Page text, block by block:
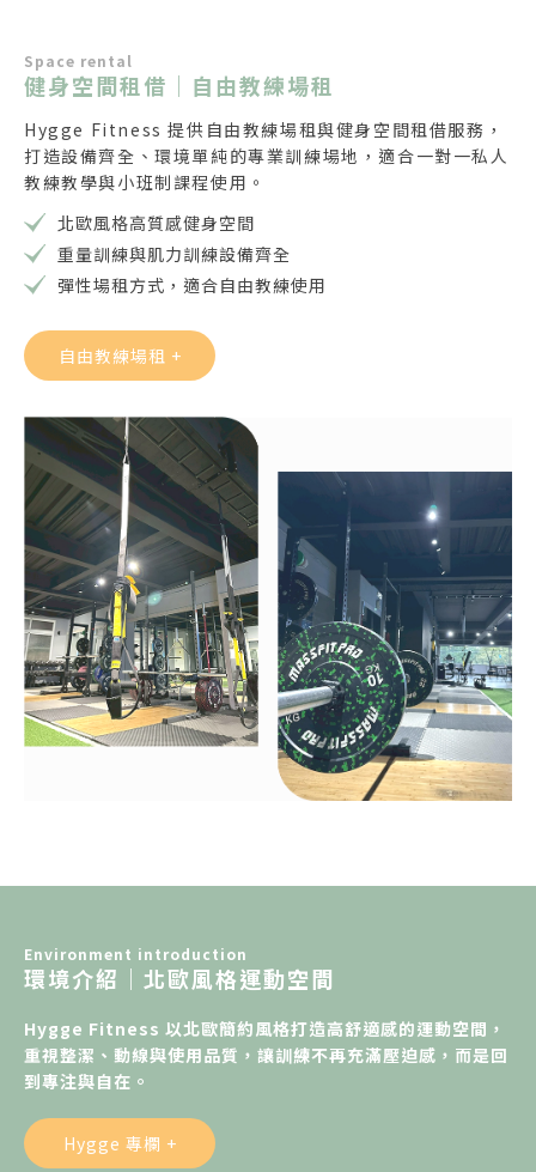
Space rental
健身空間租借｜自由教練場租
Hygge Fitness 提供自由教練場租與健身空間租借服務，
打造設備齊全、環境單純的專業訓練場地，適合一對一私人
教練教學與小班制課程使用。
北歐風格高質感健身空間
重量訓練與肌力訓練設備齊全
彈性場租方式，適合自由教練使用
自由教練場租 +
Environment introduction
環境介紹｜北歐風格運動空間
Hygge Fitness 以北歐簡約風格打造高舒適感的運動空間，
重視整潔、動線與使用品質，讓訓練不再充滿壓迫感，而是回
到專注與自在。
Hygge 專欄 +